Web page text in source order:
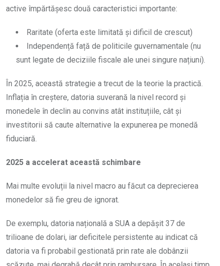
active împărtășesc două caracteristici importante:
Raritate (oferta este limitată și dificil de crescut)
Independență față de politicile guvernamentale (nu
sunt legate de deciziile fiscale ale unei singure națiuni).
În 2025, această strategie a trecut de la teorie la practică.
Inflația în creștere, datoria suverană la nivel record și
monedele în declin au convins atât instituțiile, cât și
investitorii să caute alternative la expunerea pe monedă
fiduciară.
2025 a accelerat această schimbare
Mai multe evoluții la nivel macro au făcut ca deprecierea
monedelor să fie greu de ignorat.
De exemplu, datoria națională a SUA a depășit 37 de
trilioane de dolari, iar deficitele persistente au indicat că
datoria va fi probabil gestionată prin rate ale dobânzii